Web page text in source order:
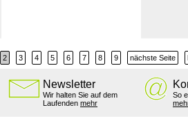
2 3 4 5 6 7 8 9 nächste Seite
Newsletter
Wir halten Sie auf dem
Laufenden mehr
So